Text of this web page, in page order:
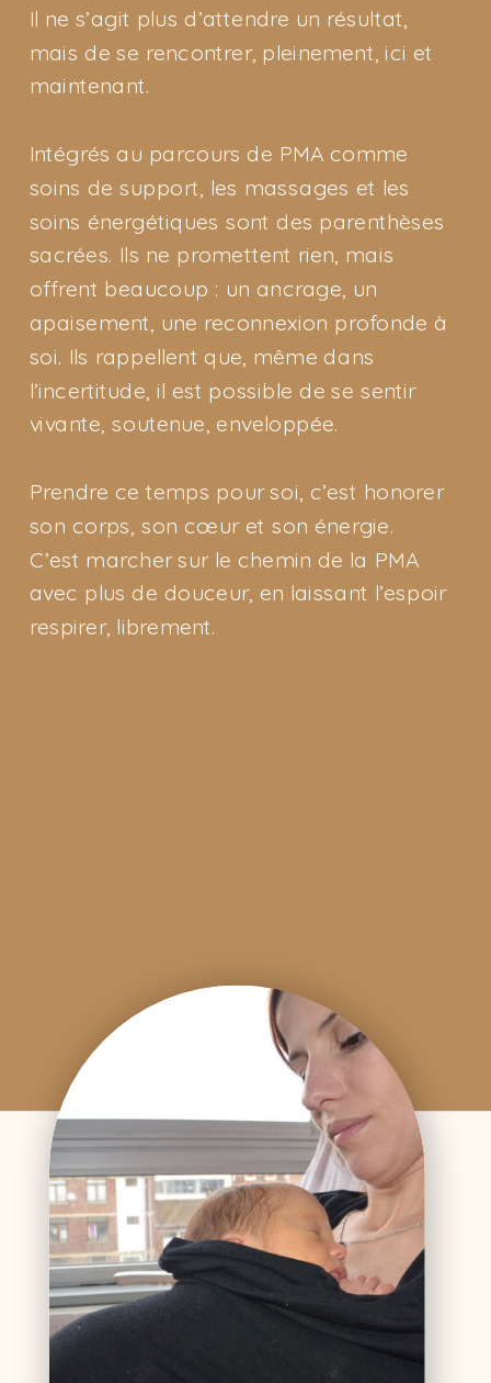
Il ne s’agit plus d’attendre un résultat,
mais de se rencontrer, pleinement, ici et
maintenant.
Intégrés au parcours de PMA comme
soins de support, les massages et les
soins énergétiques sont des parenthèses
sacrées. Ils ne promettent rien, mais
offrent beaucoup : un ancrage, un
apaisement, une reconnexion profonde à
soi. Ils rappellent que, même dans
l’incertitude, il est possible de se sentir
vivante, soutenue, enveloppée.
Prendre ce temps pour soi, c’est honorer
son corps, son cœur et son énergie.
C’est marcher sur le chemin de la PMA
avec plus de douceur, en laissant l’espoir
respirer, librement.